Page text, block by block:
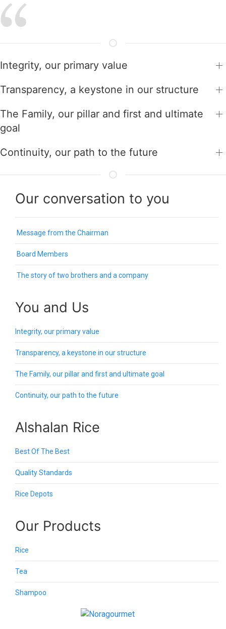
Integrity, our primary value
Transparency, a keystone in our structure
The Family, our pillar and first and ultimate
goal
Continuity, our path to the future
Our conversation to you
Message from the Chairman
Board Members
The story of two brothers and a company
You and Us
Integrity, our primary value
Transparency, a keystone in our structure
The Family, our pillar and first and ultimate goal
Continuity, our path to the future
Alshalan Rice
Best Of The Best
Quality Standards
Rice Depots
Our Products
Rice
Tea
Shampoo